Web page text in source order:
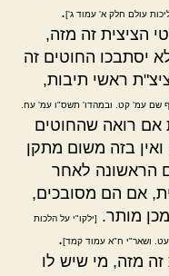
עולם חלק א' עמוד ג'].
הציצית זה מזה,
יסתבכו החוטים זה
ראשי תיבות,
שם עמ' קט. ובמהדו' תשס"ו עמ' עח.
אם רואה שהחוטים
בזה משום מתקן
הראשונה לאחר
אם הם מסובכים,
מותר.
[ילקו"י על הלכות
ושאר"י ח"א עמוד קמד].
מזה, מי שיש לו